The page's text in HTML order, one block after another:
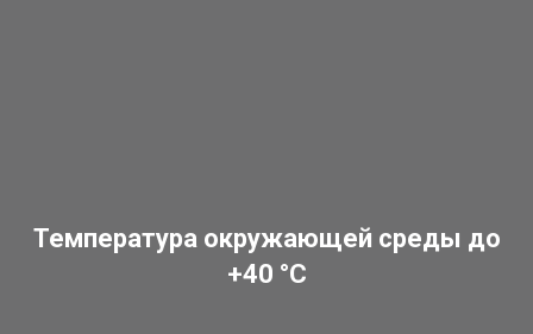
Температура окружающей среды до
+40 °C